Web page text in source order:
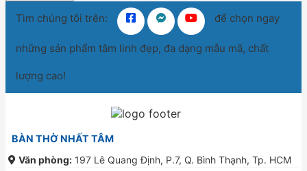
Tìm chúng tôi trên: để chọn ngay
những sản phẩm tâm linh đẹp, đa dạng mẫu mã, chất
lượng cao!
BÀN THỜ NHẤT TÂM
Văn phòng: 197 Lê Quang Định, P.7, Q. Bình Thạnh, Tp. HCM